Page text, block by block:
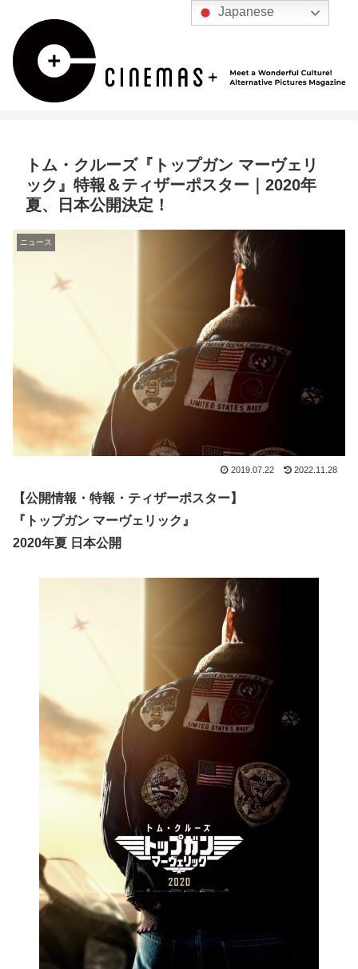
トム・クルーズ『トップガン マーヴェリ
ック』特報＆ティザーポスター｜2020年
夏、日本公開決定！
ニュース
2019.07.22 2022.11.28
【公開情報・特報・ティザーポスター】
『トップガン マーヴェリック』
2020年夏 日本公開
Japanese